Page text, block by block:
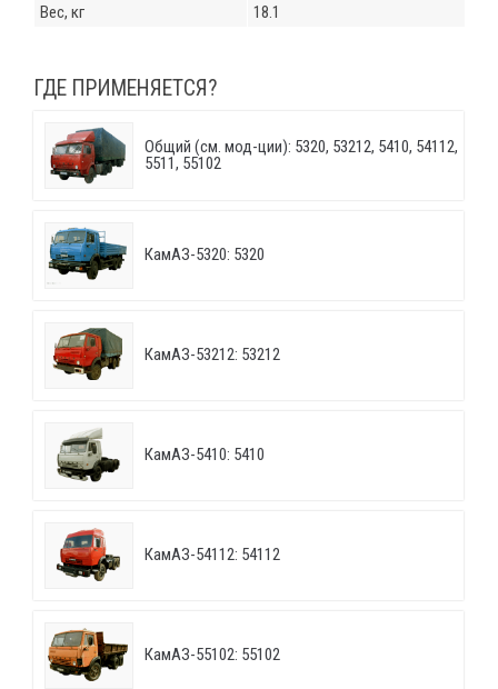
Вес, кг
18.1
ГДЕ ПРИМЕНЯЕТСЯ?
Общий (см. мод-ции): 5320, 53212, 5410, 54112,
5511, 55102
КамАЗ-5320: 5320
КамАЗ-53212: 53212
КамАЗ-5410: 5410
КамАЗ-54112: 54112
КамАЗ-55102: 55102